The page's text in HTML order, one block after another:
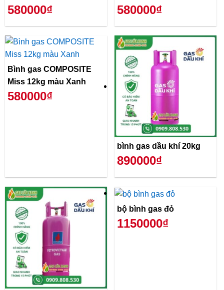
580000₫ 580000₫
Bình gas COMPOSITE
Miss 12kg màu Xanh
580000₫
bình gas dầu khí 20kg
890000₫
bộ bình gas đỏ
1150000₫